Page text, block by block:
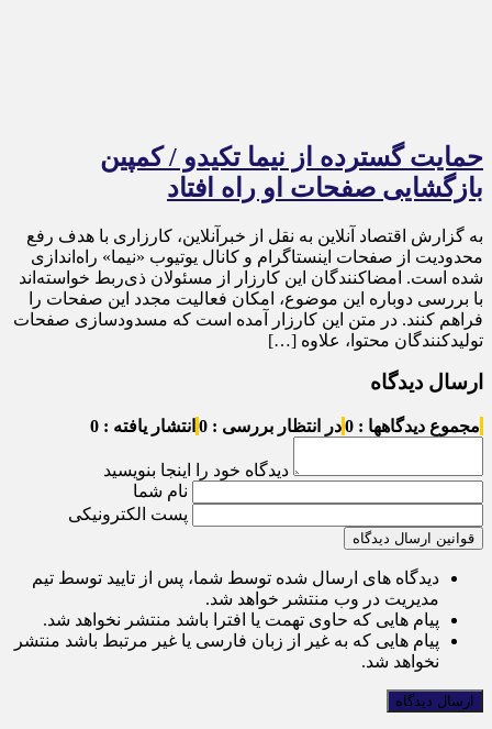
حمایت گسترده از نیما تکیدو / کمپین
بازگشایی صفحات او راه افتاد
به گزارش اقتصاد آنلاین به نقل از خبرآنلاین، کارزاری با هدف رفع
محدودیت از صفحات اینستاگرام و کانال یوتیوب «نیما» راه‌اندازی
شده است. امضاکنندگان این کارزار از مسئولان ذی‌ربط خواسته‌اند
با بررسی دوباره این موضوع، امکان فعالیت مجدد این صفحات را
فراهم کنند. در متن این کارزار آمده است که مسدودسازی صفحات
تولیدکنندگان محتوا، علاوه […]
ارسال دیدگاه
مجموع دیدگاهها : 0 در انتظار بررسی : 0 انتشار یافته : 0
دیدگاه خود را اینجا بنویسید
نام شما
پست الکترونیکی
قوانین ارسال دیدگاه
دیدگاه های ارسال شده توسط شما، پس از تایید توسط تیم
مدیریت در وب منتشر خواهد شد.
پیام هایی که حاوی تهمت یا افترا باشد منتشر نخواهد شد.
پیام هایی که به غیر از زبان فارسی یا غیر مرتبط باشد منتشر
نخواهد شد.